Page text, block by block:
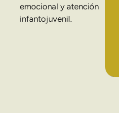
emocional y atención
infantojuvenil.